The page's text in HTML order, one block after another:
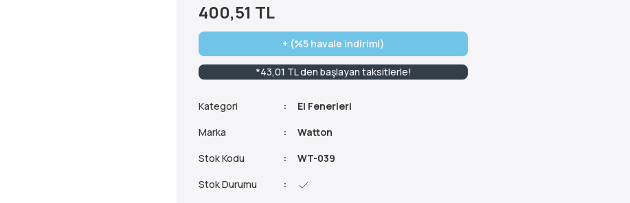
400,51 TL
+ (%5 havale indirimi)
*43,01 TL den başlayan taksitlerle!
Kategori
El Fenerleri
Marka
Watton
Stok Kodu
WT-039
Stok Durumu